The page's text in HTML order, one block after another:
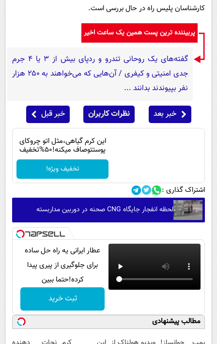
کارشناسان پلیس راه در حال بررسی است.
پربیننده ترین پست همین یک ساعت اخیر
گفته‌های یک روحانی تندرو و ردپای بیش از ۳ یا ۴ جرم
جدی امنیتی و کیفری / آن‌هایی که می‌خواهند به ۲۵۰ هزار
نفر بپیوندند بدانند ...
خبر بعد نظرات کاربران خبر قبل
این کرم گیاهی،مثل اتو چروکای
پوستتوصاف میکنه!50%تخفیف
تخفیف ویژه!
اشتراک گذاری :
لحظه انفجار جایگاه CNG صحنه در دوربین مداربسته
عطار ایرانی یه راه حل ساده
برای جلوگیری از پیری پیدا
کرده!حتما ببین
ثبت خرید
مطالب پیشنهادی